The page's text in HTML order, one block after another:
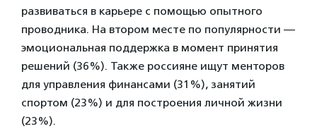
развиваться в карьере с помощью опытного
проводника. На втором месте по популярности —
эмоциональная поддержка в момент принятия
решений (36%). Также россияне ищут менторов
для управления финансами (31%), занятий
спортом (23%) и для построения личной жизни
(23%).